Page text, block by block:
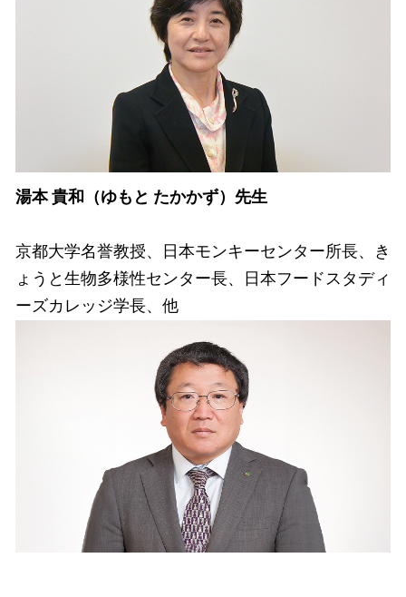
湯本 貴和（ゆもと たかかず）先生
京都大学名誉教授、日本モンキーセンター所長、き
ょうと生物多様性センター長、日本フードスタディ
ーズカレッジ学長、他